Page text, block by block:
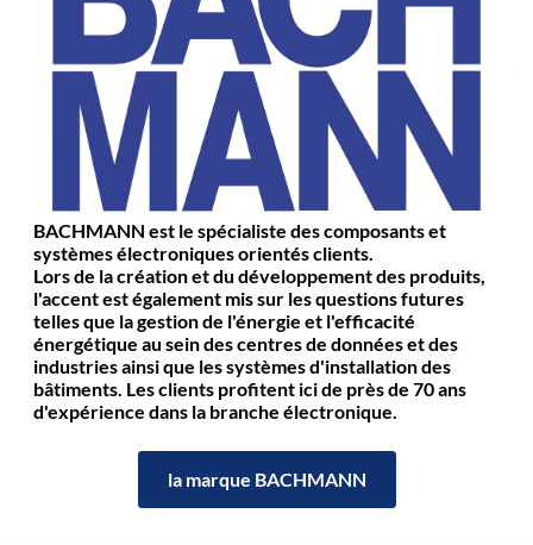
BACHMANN est le spécialiste des composants et
systèmes électroniques orientés clients.
Lors de la création et du développement des produits,
l'accent est également mis sur les questions futures
telles que la gestion de l'énergie et l'efficacité
énergétique au sein des centres de données et des
industries ainsi que les systèmes d'installation des
bâtiments. Les clients profitent ici de près de 70 ans
d'expérience dans la branche électronique.
la marque BACHMANN